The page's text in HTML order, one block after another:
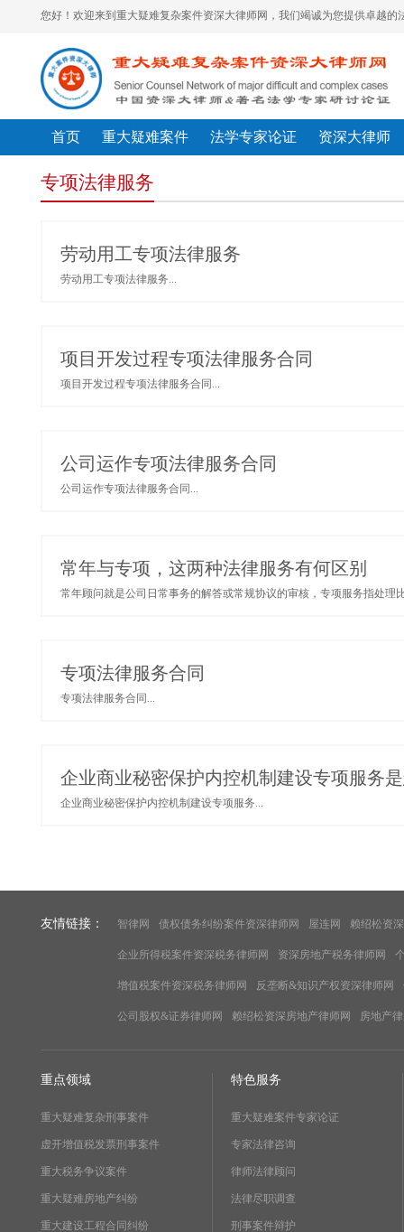
您好！欢迎来到重大疑难复杂案件资深大律师网，我们竭诚为您提供卓越的
首页 重大疑难案件 法学专家论证 资深大律师
专项法律服务
劳动用工专项法律服务
劳动用工专项法律服务...
项目开发过程专项法律服务合同
项目开发过程专项法律服务合同...
公司运作专项法律服务合同
公司运作专项法律服务合同...
常年与专项，这两种法律服务有何区别
常年顾问就是公司日常事务的解答或常规协议的审核，专项服务指处理
专项法律服务合同
专项法律服务合同...
企业商业秘密保护内控机制建设专项服务
企业商业秘密保护内控机制建设专项服务...
友情链接： 智律网 债权债务纠纷案件资深律师网 屋连网 赖绍松资
企业所得税案件资深税务律师网 资深房地产税务律师网
增值税案件资深税务律师网 反垄断&知识产权资深律师网
公司股权&证券律师网 赖绍松资深房地产律师网 房地产
重点领域
重大疑难复杂刑事案件
虚开增值税发票刑事案件
重大税务争议案件
重大疑难房地产纠纷
重大建设工程合同纠纷
特色服务
重大疑难案件专家论证
专家法律咨询
律师法律顾问
法律尽职调查
刑事案件辩护